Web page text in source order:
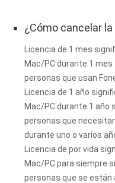
¿Cómo cancelar
Licencia de 1 mes
Mac/PC durante 1
personas que usan
Licencia de 1 año
Mac/PC durante 1 año
personas que
durante uno o varios
Licencia de por vida
Mac/PC para siempre
personas que se están